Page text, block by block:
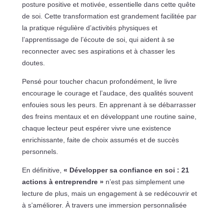
posture positive et motivée, essentielle dans cette quête
de soi. Cette transformation est grandement facilitée par
la pratique régulière d’activités physiques et
l’apprentissage de l’écoute de soi, qui aident à se
reconnecter avec ses aspirations et à chasser les
doutes.
Pensé pour toucher chacun profondément, le livre
encourage le courage et l’audace, des qualités souvent
enfouies sous les peurs. En apprenant à se débarrasser
des freins mentaux et en développant une routine saine,
chaque lecteur peut espérer vivre une existence
enrichissante, faite de choix assumés et de succès
personnels.
En définitive, « Développer sa confiance en soi : 21
actions à entreprendre »n’est pas simplement une
lecture de plus, mais un engagement à se redécouvrir et
à s’améliorer. À travers une immersion personnalisée